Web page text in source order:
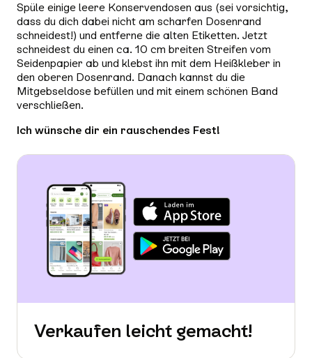
Spüle einige leere Konservendosen aus (sei vorsichtig,
dass du dich dabei nicht am scharfen Dosenrand
schneidest!) und entferne die alten Etiketten. Jetzt
schneidest du einen ca. 10 cm breiten Streifen vom
Seidenpapier ab und klebst ihn mit dem Heißkleber in
den oberen Dosenrand. Danach kannst du die
Mitgebseldose befüllen und mit einem schönen Band
verschließen.
Ich wünsche dir ein rauschendes Fest!
Verkaufen leicht gemacht!